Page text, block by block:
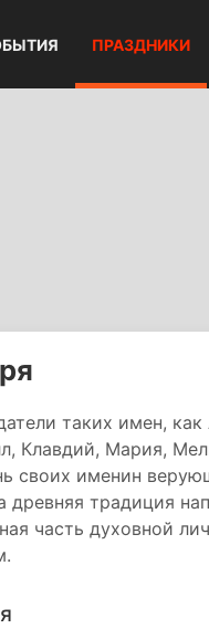
ПРАЗДНИКИ
таких имен,
Клавдий, Мария,
своих именин
древняя традиция
часть духовной